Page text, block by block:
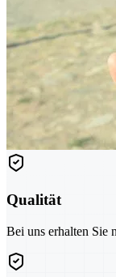
Qualität
Bei uns erhalten Sie